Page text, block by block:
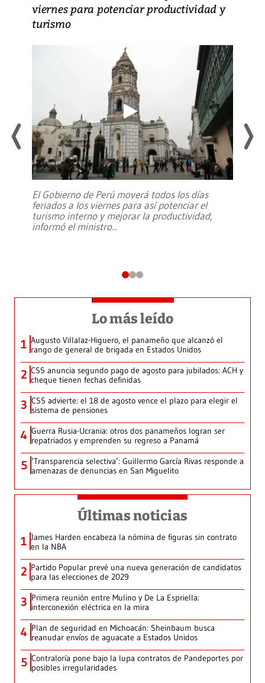
viernes para potenciar productividad y
turismo
El Gobierno de Perú moverá todos los días
feriados a los viernes para así potenciar el
turismo interno y mejorar la productividad,
informó el ministro...
Lo más leído
1 Augusto Villalaz-Higuero, el panameño que alcanzó el
rango de general de brigada en Estados Unidos
2 CSS anuncia segundo pago de agosto para jubilados: ACH y
cheque tienen fechas definidas
3 CSS advierte: el 18 de agosto vence el plazo para elegir el
sistema de pensiones
4 Guerra Rusia-Ucrania: otros dos panameños logran ser
repatriados y emprenden su regreso a Panamá
5 ‘Transparencia selectiva’: Guillermo García Rivas responde a
amenazas de denuncias en San Miguelito
Últimas noticias
1 James Harden encabeza la nómina de figuras sin contrato
en la NBA
2 Partido Popular prevé una nueva generación de candidatos
para las elecciones de 2029
3 Primera reunión entre Mulino y De La Espriella:
interconexión eléctrica en la mira
4 Plan de seguridad en Michoacán: Sheinbaum busca
reanudar envíos de aguacate a Estados Unidos
5 Contraloría pone bajo la lupa contratos de Pandeportes por
posibles irregularidades